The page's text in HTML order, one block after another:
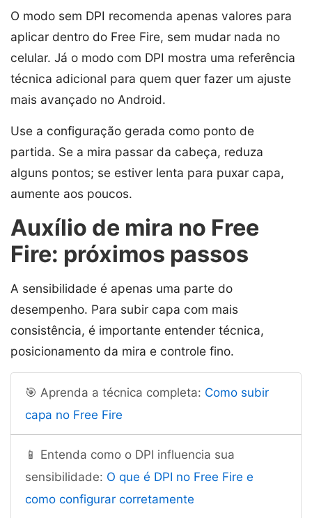
O modo sem DPI recomenda apenas valores para
aplicar dentro do Free Fire, sem mudar nada no
celular. Já o modo com DPI mostra uma referência
técnica adicional para quem quer fazer um ajuste
mais avançado no Android.
Use a configuração gerada como ponto de
partida. Se a mira passar da cabeça, reduza
alguns pontos; se estiver lenta para puxar capa,
aumente aos poucos.
Auxílio de mira no Free
Fire: próximos passos
A sensibilidade é apenas uma parte do
desempenho. Para subir capa com mais
consistência, é importante entender técnica,
posicionamento da mira e controle fino.
🎯 Aprenda a técnica completa: Como subir
capa no Free Fire
📱 Entenda como o DPI influencia sua
sensibilidade: O que é DPI no Free Fire e
como configurar corretamente